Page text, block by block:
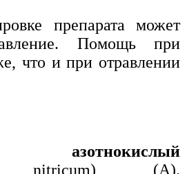
препарата может
Помощь при
что и при отравлении
азотнокислый
nitricum) (А).